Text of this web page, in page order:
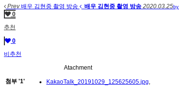
Prev배우 김현중 촬영 방송 배우 김현중 촬영 방송 2020.03.25by
0
추천
0
비추천
Atachment
첨부 '1' KakaoTalk_20191029_125625605.jpg,